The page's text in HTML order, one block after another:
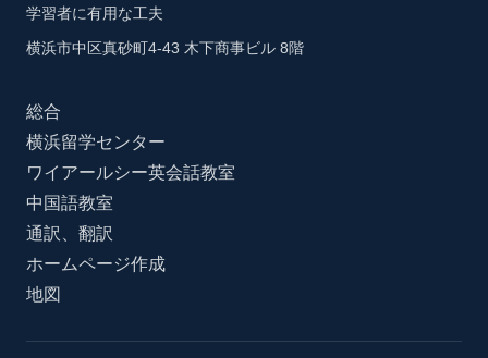
学習者に有用な工夫
横浜市中区真砂町4-43 木下商事ビル 8階
総合
横浜留学センター
ワイアールシー英会話教室
中国語教室
通訳、翻訳
ホームページ作成
地図